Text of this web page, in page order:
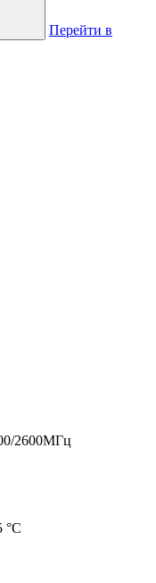
Перейти в
2600МГц
°C